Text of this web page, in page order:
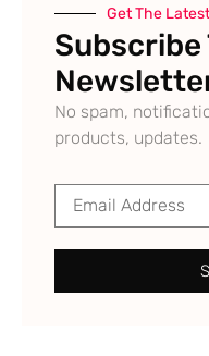
Get The
Subscribe
No spam,
products, updates.